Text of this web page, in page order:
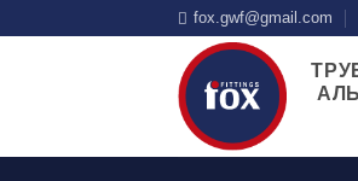
fox.gwf@gmail.com